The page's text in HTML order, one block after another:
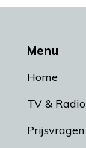
Menu
Home
TV & Radio
Prijsvragen